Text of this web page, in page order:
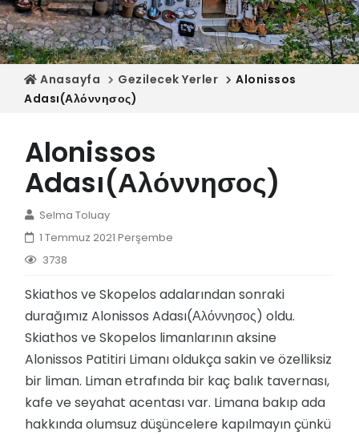
Anasayfa Gezilecek Yerler
Alonissos
Adası(Αλόννησος)
Alonissos
Adası(Αλόννησος)
Selma Toluay
1 Temmuz 2021 Perşembe
3738
Skiathos ve Skopelos adalarından sonraki
durağımız Alonissos Adası(Αλόννησος) oldu.
Skiathos ve Skopelos limanlarının aksine
Alonissos Patitiri Limanı oldukça sakin ve özelliksiz
bir liman. Liman etrafında bir kaç balık tavernası,
kafe ve seyahat acentası var. Limana bakıp ada
hakkında olumsuz düşüncelere kapılmayın çünkü